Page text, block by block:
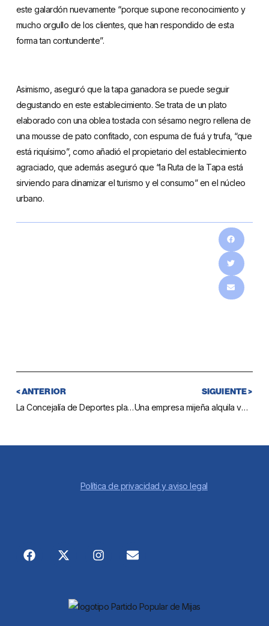
este galardón nuevamente “porque supone reconocimiento y
mucho orgullo de los clientes, que han respondido de esta
forma tan contundente”.
Asimismo, aseguró que la tapa ganadora se puede seguir
degustando en este establecimiento. Se trata de un plato
elaborado con una oblea tostada con sésamo negro rellena de
una mousse de pato confitado, con espuma de fuá y trufa, “que
está riquísimo”, como añadió el propietario del establecimiento
agraciado, que además aseguró que “la Ruta de la Tapa está
sirviendo para dinamizar el turismo y el consumo” en el núcleo
urbano.
< ANTERIOR
La Concejalía de Deportes plantea una oferta de 3×2 en las clases de spinning en Las Lagunas
SIGUIENTE >
Una empresa mijeña alquila vehículos eléctricos para que los turistas con movilidad reducida y de avanzada edad visiten Mijas Pueblo
Política de privacidad y aviso legal